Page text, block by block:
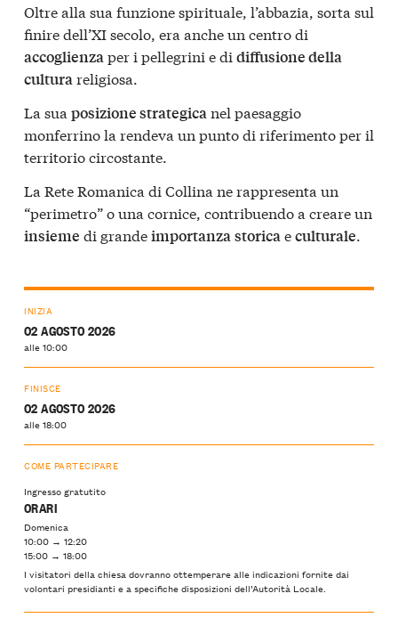
Oltre alla sua funzione spirituale, l’abbazia, sorta sul
finire dell’XI secolo, era anche un centro di
accoglienzaper i pellegrini e di diffusione della
culturareligiosa.
La sua posizione strategicanel paesaggio
monferrino la rendeva un punto di riferimento per il
territorio circostante.
La Rete Romanica di Collina ne rappresenta un
“perimetro” o una cornice, contribuendo a creare un
insieme di grandeimportanzastoricaeculturale.
INIZIA
02 AGOSTO 2026
alle 10:00
FINISCE
02 AGOSTO 2026
alle 18:00
COME PARTECIPARE
Ingresso gratutito
ORARI
Domenica
10:00 → 12:20
15:00 → 18:00
I visitatori della chiesa dovranno ottemperare alle indicazioni fornite dai
volontari presidianti e a specifiche disposizioni dell’Autorità Locale.